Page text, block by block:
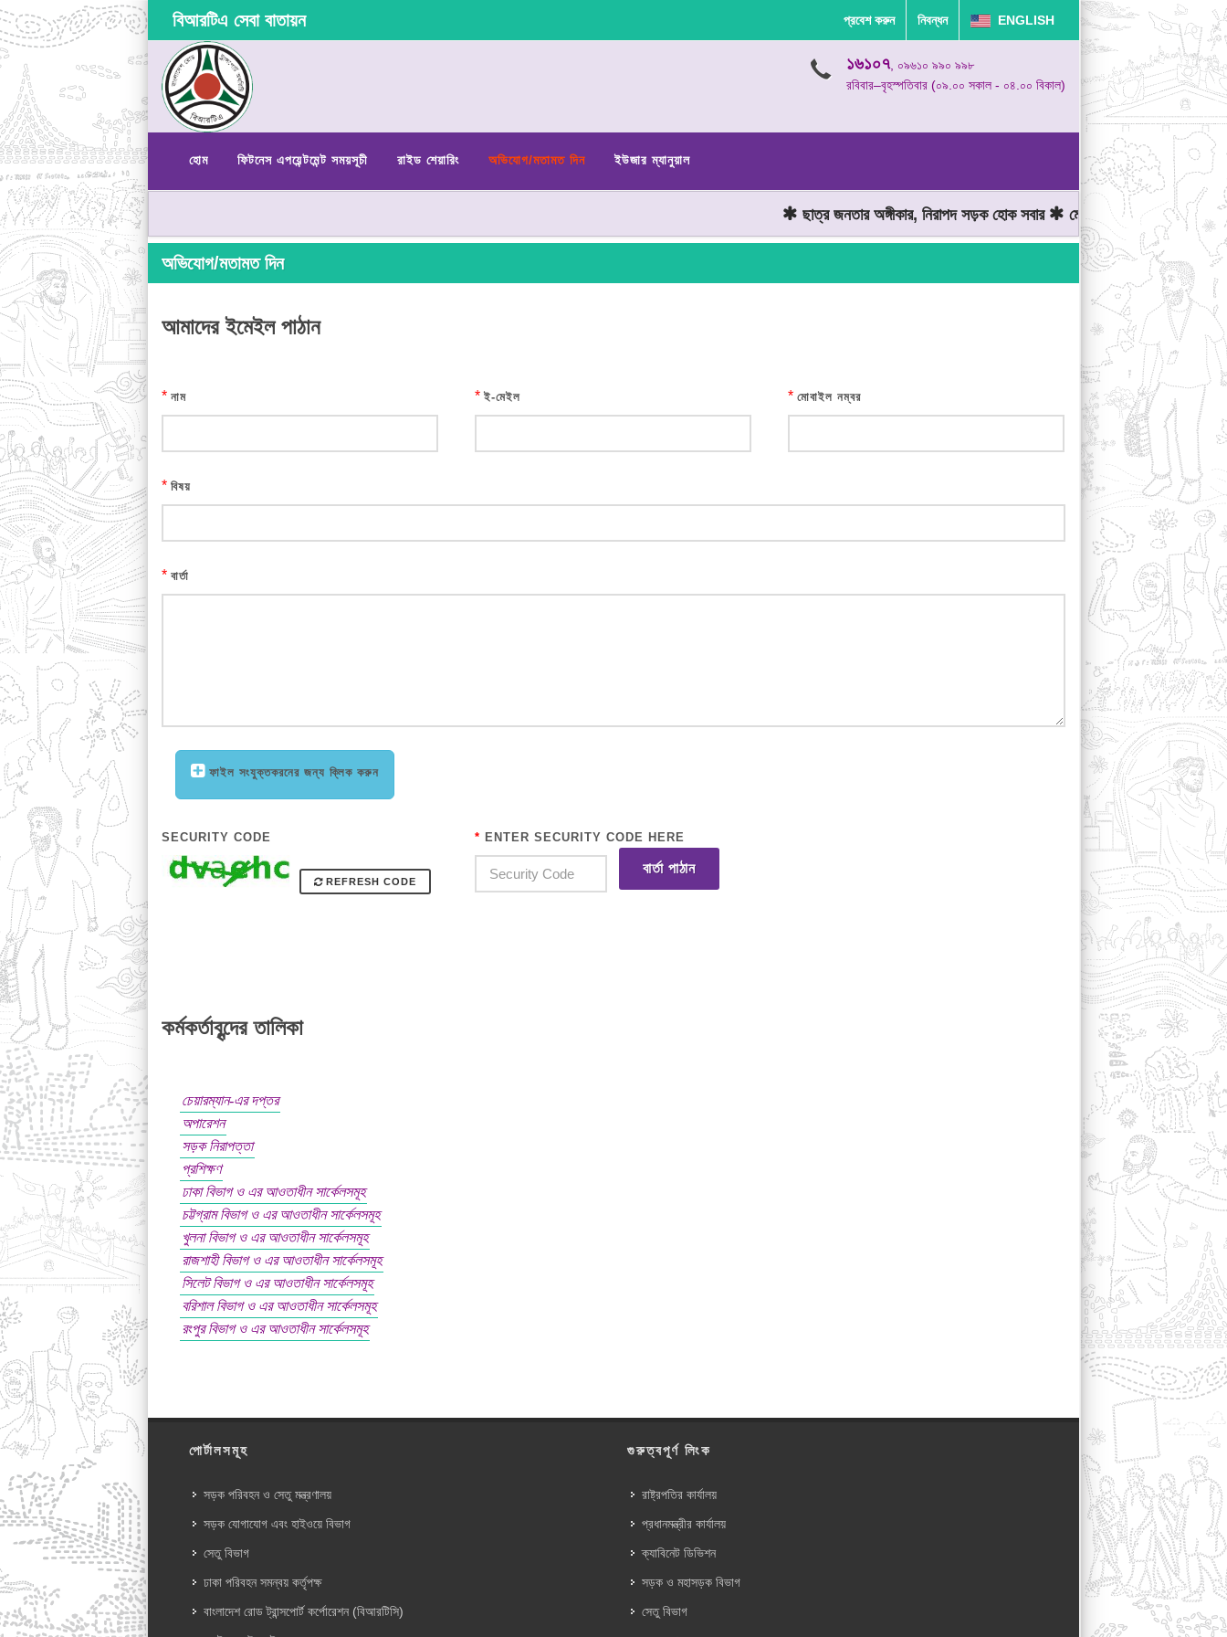
বিআরটিএ সেবা বাতায়ন প্রবেশ করুন নিবন্ধন ENGLISH
১৬১০৭, ০৯৬১০ ৯৯০ ৯৯৮
রবিবার–বৃহস্পতিবার (০৯.০০ সকাল - ০৪.০০ বিকাল)
হোম ফিটনেস এপয়েন্টমেন্ট সময়সূচী রাইড শেয়ারিং অভিযোগ/মতামত দিন ইউজার ম্যানুয়াল
ছাত্র জনতার অঙ্গীকার, নিরাপদ সড়ক হোক সবার মোটরযান চালানোর সময় গতিসীমা
অভিযোগ/মতামত দিন
আমাদের ইমেইল পাঠান
* নাম * ই-মেইল * মোবাইল নম্বর
* বিষয়
* বার্তা
ফাইল সংযুক্তকরনের জন্য ক্লিক করুন
SECURITY CODE
REFRESH CODE
* ENTER SECURITY CODE HERE
বার্তা পাঠান
কর্মকর্তাবৃন্দের তালিকা
চেয়ারম্যান-এর দপ্তর
অপারেশন
সড়ক নিরাপত্তা
প্রশিক্ষণ
ঢাকা বিভাগ ও এর আওতাধীন সার্কেলসমূহ
চট্টগ্রাম বিভাগ ও এর আওতাধীন সার্কেলসমূহ
খুলনা বিভাগ ও এর আওতাধীন সার্কেলসমূহ
রাজশাহী বিভাগ ও এর আওতাধীন সার্কেলসমূহ
সিলেট বিভাগ ও এর আওতাধীন সার্কেলসমূহ
বরিশাল বিভাগ ও এর আওতাধীন সার্কেলসমূহ
রংপুর বিভাগ ও এর আওতাধীন সার্কেলসমূহ
পোর্টালসমূহ
সড়ক পরিবহন ও সেতু মন্ত্রণালয়
সড়ক যোগাযোগ এবং হাইওয়ে বিভাগ
সেতু বিভাগ
ঢাকা পরিবহন সমন্বয় কর্তৃপক্ষ
বাংলাদেশ রোড ট্রান্সপোর্ট কর্পোরেশন (বিআরটিসি)
গুরুত্বপূর্ণ লিংক
রাষ্ট্রপতির কার্যালয়
প্রধানমন্ত্রীর কার্যালয়
ক্যাবিনেট ডিভিশন
সড়ক ও মহাসড়ক বিভাগ
সেতু বিভাগ